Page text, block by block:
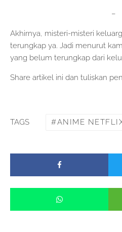
–
Akhirnya, misteri-misteri
terungkap ya. Jadi menurut
yang belum terungkap dari
Share artikel ini dan tuliskan
TAGS ANIME